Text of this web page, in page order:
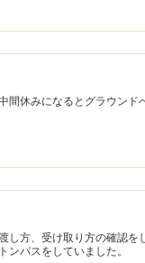
間休みになるとグラウンド
し方、受け取り方の確認
ンパスをしていました。